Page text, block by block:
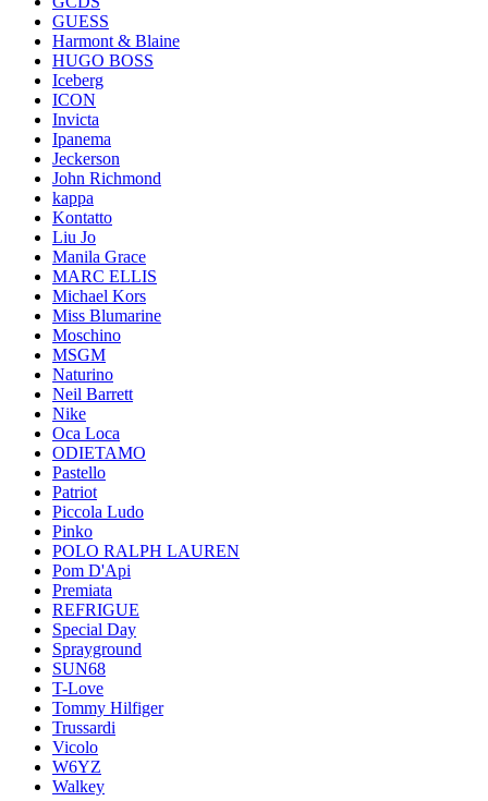
GUESS
Harmont & Blaine
HUGO BOSS
Iceberg
ICON
Invicta
Ipanema
Jeckerson
John Richmond
kappa
Kontatto
Liu Jo
Manila Grace
MARC ELLIS
Michael Kors
Miss Blumarine
Moschino
MSGM
Naturino
Neil Barrett
Nike
Oca Loca
ODIETAMO
Pastello
Patriot
Piccola Ludo
Pinko
POLO RALPH LAUREN
Pom D'Api
Premiata
REFRIGUE
Special Day
Sprayground
SUN68
T-Love
Tommy Hilfiger
Trussardi
Vicolo
W6YZ
Walkey